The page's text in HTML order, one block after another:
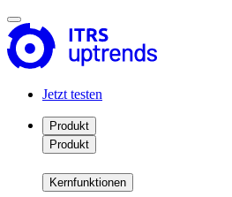
Jetzt testen
Produkt
Produkt
Kernfunktionen